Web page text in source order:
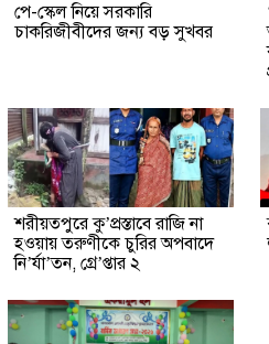
পে-স্কেল নিয়ে সরকারি
চাকরিজীবীদের জন্য বড় সুখবর
শরীয়তপুরে কু’প্রস্তাবে রাজি না
হওয়ায় তরুণীকে চুরির অপবাদে
নি’র্যা’তন, গ্রে’প্তার ২